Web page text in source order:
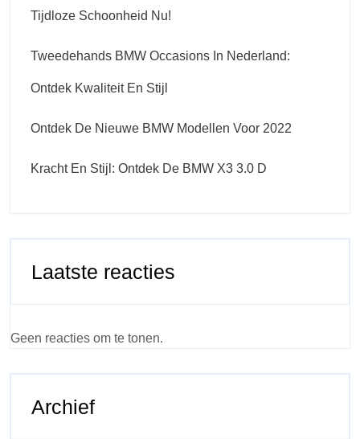
Tijdloze Schoonheid Nu!
Tweedehands BMW Occasions In Nederland:
Ontdek Kwaliteit En Stijl
Ontdek De Nieuwe BMW Modellen Voor 2022
Kracht En Stijl: Ontdek De BMW X3 3.0 D
Laatste reacties
Geen reacties om te tonen.
Archief